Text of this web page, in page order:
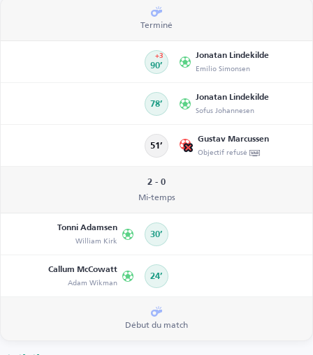
Terminé
90’
+3 Jonatan Lindekilde
Emilio Simonsen
78’
Jonatan Lindekilde
Sofus Johannesen
51’
Gustav Marcussen
Objectif refusé
2 - 0
Mi-temps
Tonni Adamsen
William Kirk 30’
Callum McCowatt
Adam Wikman 24’
Début du match